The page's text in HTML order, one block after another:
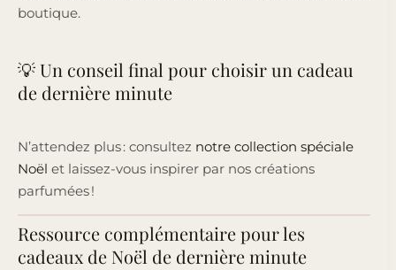
boutique.
💡 Un conseil final pour choisir un cadeau
de dernière minute
N’attendez plus : consultez notre collection spéciale
Noël et laissez-vous inspirer par nos créations
parfumées !
Ressource complémentaire pour les
cadeaux de Noël de dernière minute